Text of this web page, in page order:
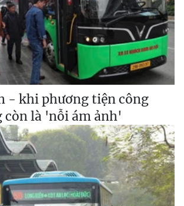
- khi phương tiện công
còn là 'nỗi ám ảnh'